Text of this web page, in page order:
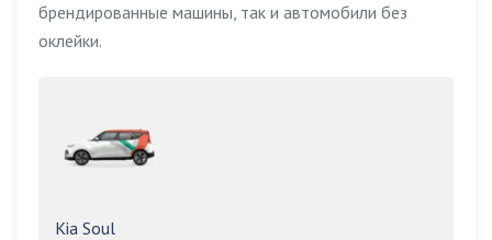
брендированные машины, так и автомобили без
оклейки.
Kia Soul